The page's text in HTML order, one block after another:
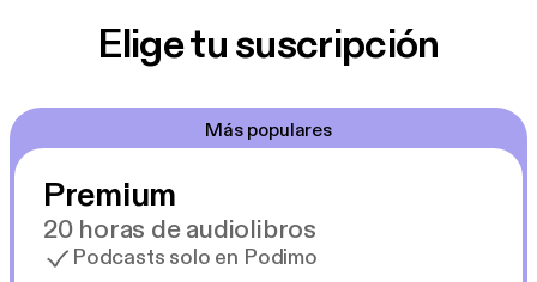
Elige tu suscripción
Más populares
Premium
20 horas de audiolibros
Podcasts solo en Podimo